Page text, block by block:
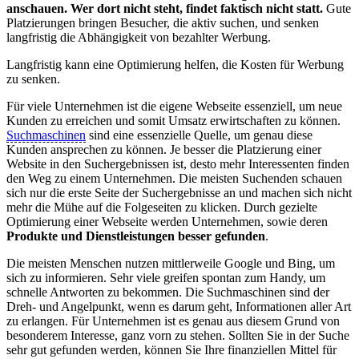
anschauen. Wer dort nicht steht, findet faktisch nicht statt. Gute
Platzierungen bringen Besucher, die aktiv suchen, und senken
langfristig die Abhängigkeit von bezahlter Werbung.
Langfristig kann eine Optimierung helfen, die Kosten für Werbung
zu senken.
Für viele Unternehmen ist die eigene Webseite essenziell, um neue
Kunden zu erreichen und somit Umsatz erwirtschaften zu können.
Suchmaschinen sind eine essenzielle Quelle, um genau diese
Kunden ansprechen zu können. Je besser die Platzierung einer
Website in den Suchergebnissen ist, desto mehr Interessenten finden
den Weg zu einem Unternehmen. Die meisten Suchenden schauen
sich nur die erste Seite der Suchergebnisse an und machen sich nicht
mehr die Mühe auf die Folgeseiten zu klicken. Durch gezielte
Optimierung einer Webseite werden Unternehmen, sowie deren
Produkte und Dienstleistungen besser gefunden.
Die meisten Menschen nutzen mittlerweile Google und Bing, um
sich zu informieren. Sehr viele greifen spontan zum Handy, um
schnelle Antworten zu bekommen. Die Suchmaschinen sind der
Dreh- und Angelpunkt, wenn es darum geht, Informationen aller Art
zu erlangen. Für Unternehmen ist es genau aus diesem Grund von
besonderem Interesse, ganz vorn zu stehen. Sollten Sie in der Suche
sehr gut gefunden werden, können Sie Ihre finanziellen Mittel für